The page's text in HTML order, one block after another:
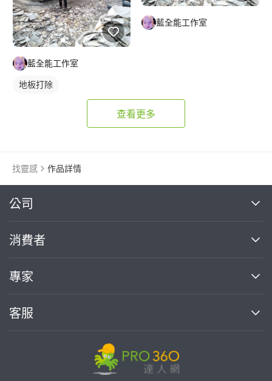
藍全能工作室
地板打除
藍全能工作室
查看更多
找靈感 作品詳情
公司
關於我們
部落格
加入我們
消費者
買服務
熱門服務
專家
案件中心
客服
繼續完成